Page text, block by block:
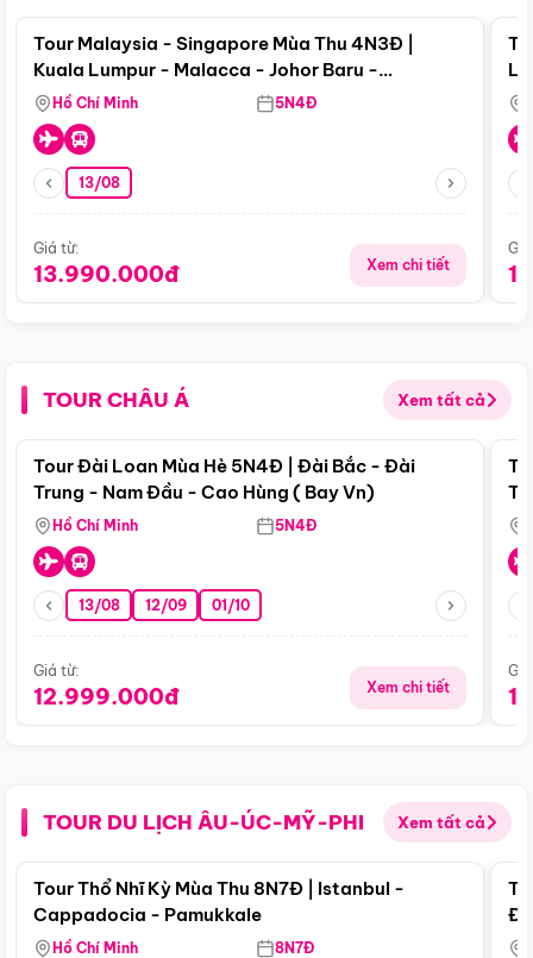
Tour Malaysia - Singapore Mùa Thu 4N3Đ |
Kuala Lumpur - Malacca - Johor Baru -
Singapore
Hồ Chí Minh 5N4Đ
13/08
Giá từ:
13.990.000đ Xem chi tiết
TOUR CHÂU Á Xem tất cả
Điểm nổi bật
Tour Đài Loan Mùa Hè 5N4Đ | Đài Bắc - Đài
Trung - Nam Đầu - Cao Hùng ( Bay Vn)
Hồ Chí Minh 5N4Đ
13/08 12/09 01/10
Giá từ:
12.999.000đ Xem chi tiết
TOUR DU LỊCH ÂU-ÚC-MỸ-PHI Xem tất cả
Điểm nổi bật
Tour Thổ Nhĩ Kỳ Mùa Thu 8N7Đ | Istanbul -
Cappadocia - Pamukkale
Hồ Chí Minh 8N7Đ